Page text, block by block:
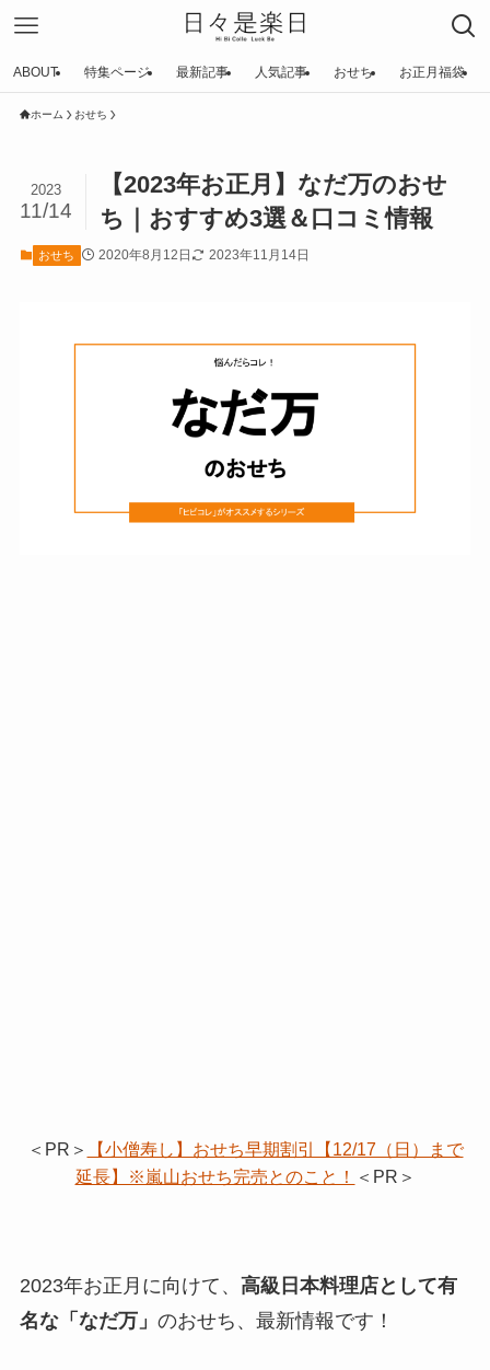
ABOUT 特集ページ 最新記事 人気記事 おせち お正月福袋
ホーム おせち
【2023年お正月】なだ万のおせ
ち｜おすすめ3選＆口コミ情報
2023
11/14
おせち 2020年8月12日 2023年11月14日
＜PR＞
【小僧寿し】おせち早期割引【12/17（日）まで
延長】※嵐山おせち完売とのこと！
＜PR＞
2023年お正月に向けて、 高級日本料理店として有
名な「なだ万」 のおせち、最新情報です！